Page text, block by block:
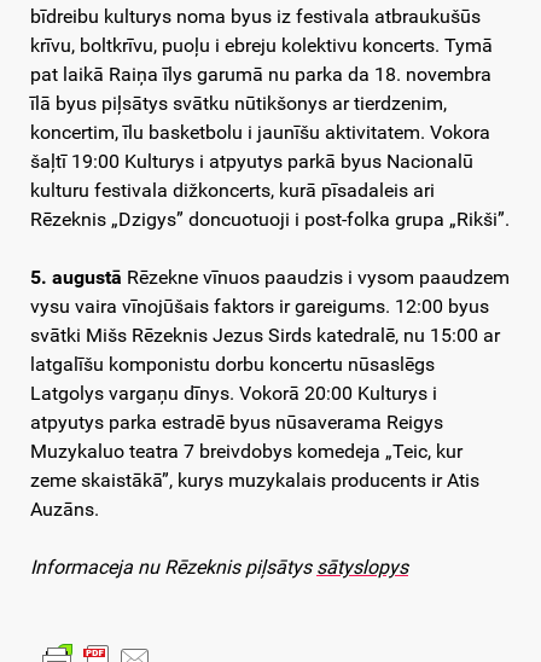
bīdreibu kulturys noma byus iz festivala atbraukušūs
krīvu, boltkrīvu, puoļu i ebreju kolektivu koncerts. Tymā
pat laikā Raiņa īlys garumā nu parka da 18. novembra
īlā byus piļsātys svātku nūtikšonys ar tierdzenim,
koncertim, īlu basketbolu i jaunīšu aktivitatem. Vokora
šaļtī 19:00 Kulturys i atpyutys parkā byus Nacionalū
kulturu festivala dižkoncerts, kurā pīsadaleis ari
Rēzeknis „Dzigys” doncuotuoji i post-folka grupa „Rikši”.
5. augustā Rēzekne vīnuos paaudzis i vysom paaudzem
vysu vaira vīnojūšais faktors ir gareigums. 12:00 byus
svātki Mišs Rēzeknis Jezus Sirds katedralē, nu 15:00 ar
latgalīšu komponistu dorbu koncertu nūsaslēgs
Latgolys vargaņu dīnys. Vokorā 20:00 Kulturys i
atpyutys parka estradē byus nūsaverama Reigys
Muzykaluo teatra 7 breivdobys komedeja „Teic, kur
zeme skaistākā”, kurys muzykalais producents ir Atis
Auzāns.
Informaceja nu Rēzeknis piļsātys sātyslopys